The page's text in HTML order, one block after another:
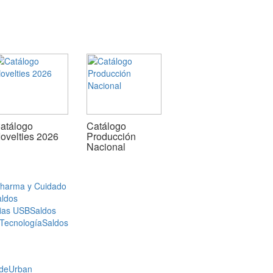
2026
Catálogo
Producción
Nacional
y Cuidado
USBSaldos
Saldos
Urban